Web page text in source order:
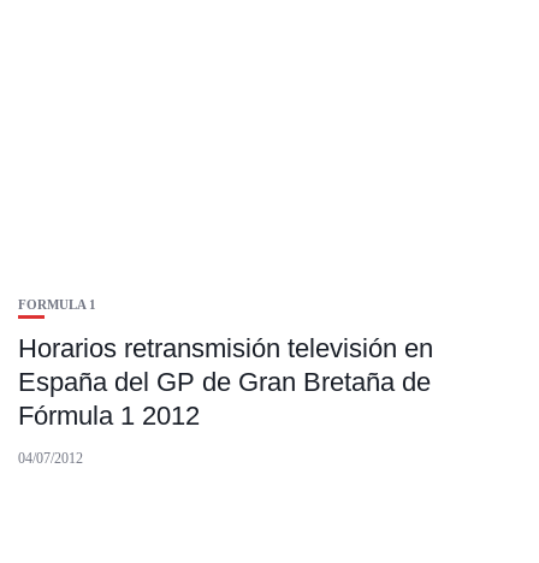
FORMULA 1
Horarios retransmisión televisión en
España del GP de Gran Bretaña de
Fórmula 1 2012
04/07/2012